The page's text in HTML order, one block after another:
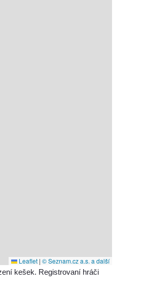
Leaflet | © Seznam.cz a.s. a další
kešek. Registrovaní hráči